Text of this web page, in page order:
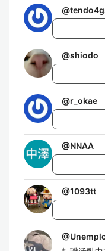
@
@shiodo
@r_okae
@NNAA
@1093tt
@